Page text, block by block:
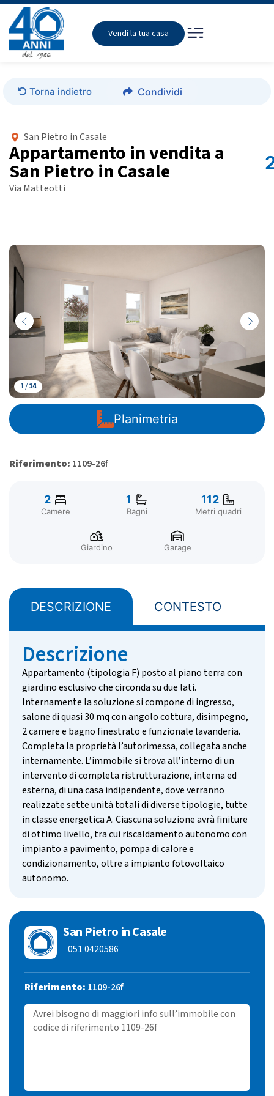
Vendi la tua casa
Torna indietro Condividi
San Pietro in Casale
Appartamento in vendita a
San Pietro in Casale
Via Matteotti
Planimetria
1 /14
Riferimento: 1109-26f
2
Camere
1
Bagni
112
Metri quadri
Giardino Garage
DESCRIZIONE CONTESTO
Descrizione
Appartamento (tipologia F) posto al piano terra con
giardino esclusivo che circonda su due lati.
Internamente la soluzione si compone di ingresso,
salone di quasi 30 mq con angolo cottura, disimpegno,
2 camere e bagno finestrato e funzionale lavanderia.
Completa la proprietà l’autorimessa, collegata anche
internamente. L’immobile si trova all’interno di un
intervento di completa ristrutturazione, interna ed
esterna, di una casa indipendente, dove verranno
realizzate sette unità totali di diverse tipologie, tutte
in classe energetica A. Ciascuna soluzione avrà finiture
di ottimo livello, tra cui riscaldamento autonomo con
impianto a pavimento, pompa di calore e
condizionamento, oltre a impianto fotovoltaico
autonomo.
San Pietro in Casale
051 0420586
Riferimento: 1109-26f